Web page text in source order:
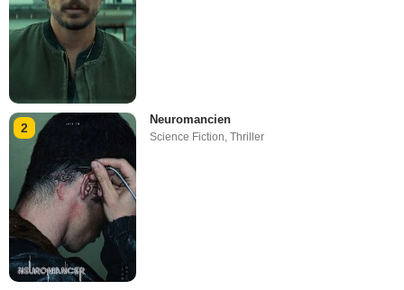
2
Neuromancien
Science Fiction ,Thriller